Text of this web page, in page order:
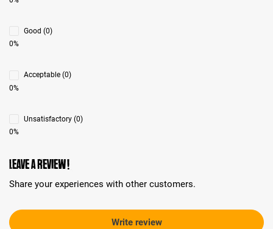
Good (0)
0%
Acceptable (0)
0%
Unsatisfactory (0)
0%
Leave a review!
Share your experiences with other customers.
Write review